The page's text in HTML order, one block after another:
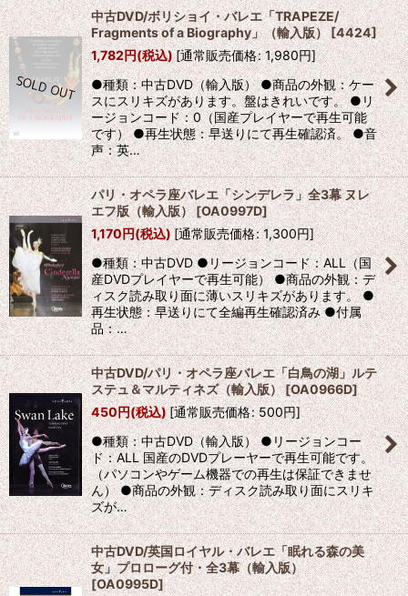
中古DVD/ボリショイ・バレエ「TRAPEZE/
Fragments of a Biography」（輸入版） [4424]
1,782円(税込)[通常販売価格: 1,980円]
●種類：中古DVD（輸入版） ●商品の外観：ケー
スにスリキズがあります。盤はきれいです。 ●リ
ージョンコード：0（国産プレイヤーで再生可能
です） ●再生状態：早送りにて再生確認済。 ●音
声：英…
パリ・オペラ座バレエ「シンデレラ」全3幕 ヌレ
エフ版（輸入版）[OA0997D]
1,170円(税込)[通常販売価格: 1,300円]
●種類：中古DVD ●リージョンコード：ALL（国
産DVDプレイヤーで再生可能） ●商品の外観：デ
ィスク読み取り面に薄いスリキズがあります。 ●
再生状態：早送りにて全編再生確認済み ●付属
品：…
中古DVD/パリ・オペラ座バレエ「白鳥の湖」ルテ
ステュ＆マルティネズ（輸入版）[OA0966D]
450円(税込) [通常販売価格: 500円]
●種類：中古DVD（輸入版） ●リージョンコー
ド：ALL 国産のDVDプレーヤーで再生可能です。
（パソコンやゲーム機器での再生は保証できませ
ん） ●商品の外観：ディスク読み取り面にスリキ
ズが…
中古DVD/英国ロイヤル・バレエ「眠れる森の美
女」プロローグ付・全3幕（輸入版）
[OA0995D]